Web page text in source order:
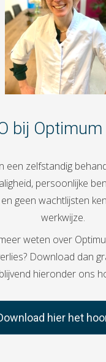
bij
een zelfstandig
persoonlijke
geen wachtlijsten
werkwijze.
weten over
Download dan
hieronder ons
hier het